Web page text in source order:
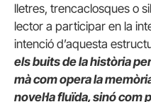
lletres, trencaclosques o
lector a participar en la
intenció d’aquesta
els buits de la història
mà com opera la
novel·la fluïda, sinó com